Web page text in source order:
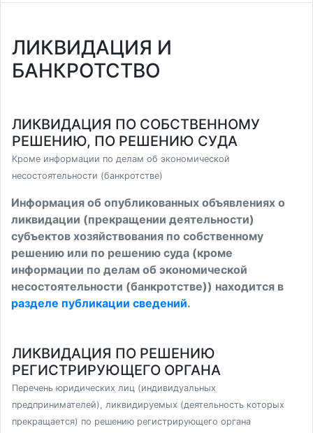
ЛИКВИДАЦИЯ И
БАНКРОТСТВО
ЛИКВИДАЦИЯ ПО СОБСТВЕННОМУ
РЕШЕНИЮ, ПО РЕШЕНИЮ СУДА
Кроме информации по делам об экономической
несостоятельности (банкротстве)
Информация об опубликованных объявлениях о
ликвидации (прекращении деятельности)
субъектов хозяйствования по собственному
решению или по решению суда (кроме
информации по делам об экономической
несостоятельности (банкротстве)) находится в
разделе публикации сведений.
ЛИКВИДАЦИЯ ПО РЕШЕНИЮ
РЕГИСТРИРУЮЩЕГО ОРГАНА
Перечень юридических лиц (индивидуальных
предпринимателей), ликвидируемых (деятельность которых
прекращается) по решению регистрирующего органа